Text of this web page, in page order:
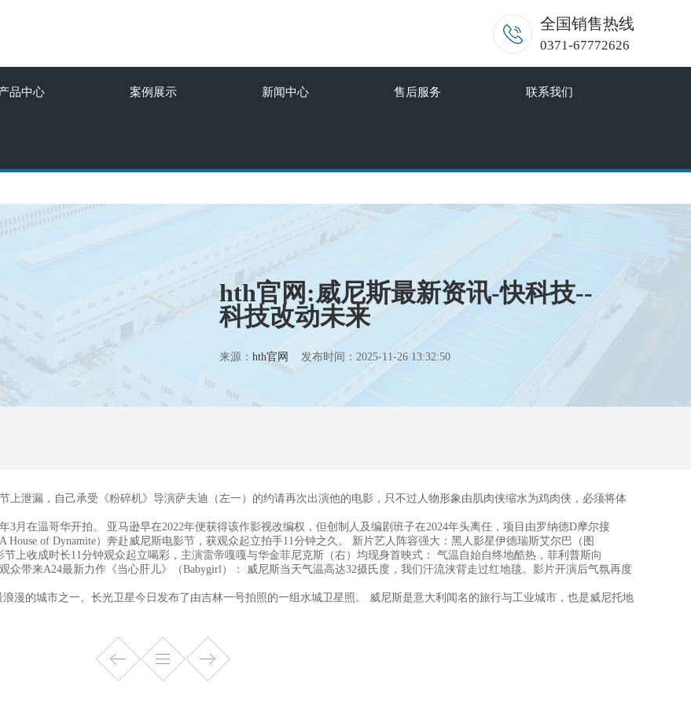
全国销售热线
0371-67772626
品中心 案例展示 新闻中心 售后服务 联系我们
hth官网:威尼斯最新资讯-快科技--
科技改动未来
来源： hth官网 发布时间：2025-11-26 13:32:50
泄漏，自己承受《粉碎机》导演萨夫迪（左一）的约请再次出演他的电影，只不过人物形象由肌肉侠缩水为鸡肉侠，必须将体
在温哥华开拍。 亚马逊早在2022年便获得该作影视改编权，但创制人及编剧班子在2024年头离任，项目由罗纳德D摩尔接
of Dynamite）奔赴威尼斯电影节，获观众起立拍手11分钟之久。 新片艺人阵容强大：黑人影星伊德瑞斯艾尔巴（图
收成时长11分钟观众起立喝彩，主演雷帝嘎嘎与华金菲尼克斯（右）均现身首映式： 气温自始自终地酷热，菲利普斯向
带来A24最新力作《当心肝儿》（Babygirl）： 威尼斯当天气温高达32摄氏度，我们汗流浃背走过红地毯。影片开演后气氛再度
的城市之一。长光卫星今日发布了由吉林一号拍照的一组水城卫星照。 威尼斯是意大利闻名的旅行与工业城市，也是威尼托地